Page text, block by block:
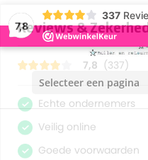
7,8
337
Selecteer een pagina